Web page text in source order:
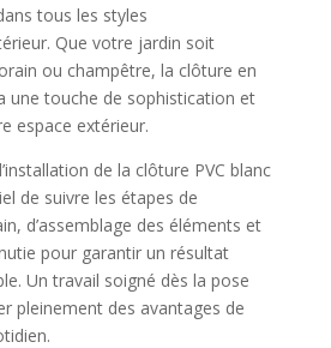
tous les styles
Que votre jardin soit
ou champêtre, la clôture en
une touche de sophistication et
espace extérieur.
de la clôture PVC blanc
de suivre les étapes de
d’assemblage des éléments et
pour garantir un résultat
Un travail soigné dès la pose
pleinement des avantages de